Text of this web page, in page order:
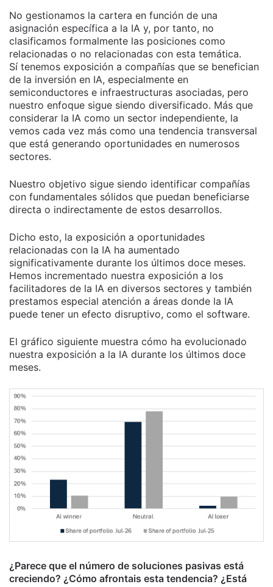
No gestionamos la cartera en función de una
asignación específica a la IA y, por tanto, no
clasificamos formalmente las posiciones como
relacionadas o no relacionadas con esta temática.
Sí tenemos exposición a compañías que se benefician
de la inversión en IA, especialmente en
semiconductores e infraestructuras asociadas, pero
nuestro enfoque sigue siendo diversificado. Más que
considerar la IA como un sector independiente, la
vemos cada vez más como una tendencia transversal
que está generando oportunidades en numerosos
sectores.
Nuestro objetivo sigue siendo identificar compañías
con fundamentales sólidos que puedan beneficiarse
directa o indirectamente de estos desarrollos.
Dicho esto, la exposición a oportunidades
relacionadas con la IA ha aumentado
significativamente durante los últimos doce meses.
Hemos incrementado nuestra exposición a los
facilitadores de la IA en diversos sectores y también
prestamos especial atención a áreas donde la IA
puede tener un efecto disruptivo, como el software.
El gráfico siguiente muestra cómo ha evolucionado
nuestra exposición a la IA durante los últimos doce
meses.
¿Parece que el número de soluciones pasivas está
creciendo? ¿Cómo afrontais esta tendencia? ¿Está